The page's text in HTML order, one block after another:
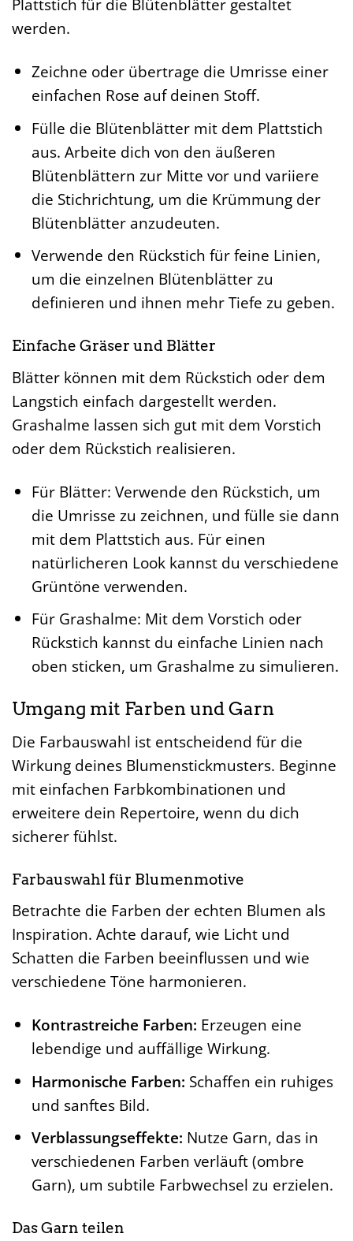
Plattstich für die Blütenblätter gestaltet
werden.
Zeichne oder übertrage die Umrisse einer
einfachen Rose auf deinen Stoff.
Fülle die Blütenblätter mit dem Plattstich
aus. Arbeite dich von den äußeren
Blütenblättern zur Mitte vor und variiere
die Stichrichtung, um die Krümmung der
Blütenblätter anzudeuten.
Verwende den Rückstich für feine Linien,
um die einzelnen Blütenblätter zu
definieren und ihnen mehr Tiefe zu geben.
Einfache Gräser und Blätter
Blätter können mit dem Rückstich oder dem
Langstich einfach dargestellt werden.
Grashalme lassen sich gut mit dem Vorstich
oder dem Rückstich realisieren.
Für Blätter: Verwende den Rückstich, um
die Umrisse zu zeichnen, und fülle sie dann
mit dem Plattstich aus. Für einen
natürlicheren Look kannst du verschiedene
Grüntöne verwenden.
Für Grashalme: Mit dem Vorstich oder
Rückstich kannst du einfache Linien nach
oben sticken, um Grashalme zu simulieren.
Umgang mit Farben und Garn
Die Farbauswahl ist entscheidend für die
Wirkung deines Blumenstickmusters. Beginne
mit einfachen Farbkombinationen und
erweitere dein Repertoire, wenn du dich
sicherer fühlst.
Farbauswahl für Blumenmotive
Betrachte die Farben der echten Blumen als
Inspiration. Achte darauf, wie Licht und
Schatten die Farben beeinflussen und wie
verschiedene Töne harmonieren.
Kontrastreiche Farben: Erzeugen eine
lebendige und auffällige Wirkung.
Harmonische Farben: Schaffen ein ruhiges
und sanftes Bild.
Verblassungseffekte: Nutze Garn, das in
verschiedenen Farben verläuft (ombre
Garn), um subtile Farbwechsel zu erzielen.
Das Garn teilen